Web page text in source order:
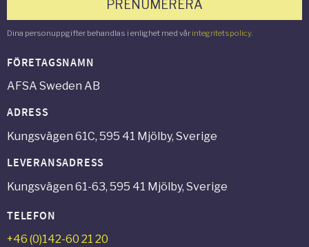
PRENUMERERA
Dina personuppgifter behandlas i enlighet med vår integritetspolicy.
FÖRETAGSNAMN
AFSA Sweden AB
ADRESS
Kungsvägen 61C, 595 41 Mjölby, Sverige
LEVERANSADRESS
Kungsvägen 61-63, 595 41 Mjölby, Sverige
TELEFON
+46 (0)142-60 21 20